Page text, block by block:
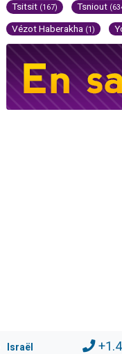
Tsitsit (167) Tsniout
Vézot Haberakha (1)
Israël